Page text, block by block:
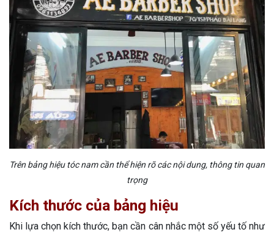
Trên bảng hiệu tóc nam cần thể hiện rõ các nội dung, thông tin quan
trọng
Kích thước của bảng hiệu
Khi lựa chọn kích thước, bạn cần cân nhắc một số yếu tố như